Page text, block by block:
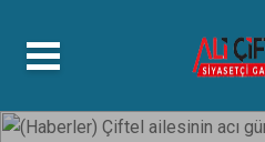
sohbetler
kurumsal
bizim
sohbetler
chat